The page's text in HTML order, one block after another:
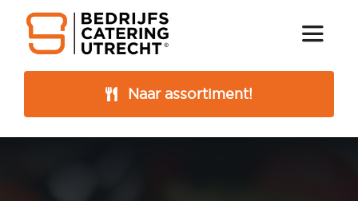
naar
Toggle
Naar assortiment!